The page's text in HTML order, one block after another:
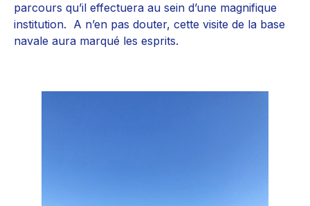
parcours qu’il effectuera au sein d’une magnifique
institution. A n’en pas douter, cette visite de la base
navale aura marqué les esprits.